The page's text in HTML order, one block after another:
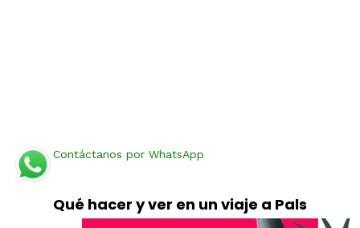
Contáctanos por WhatsApp
Qué hacer y ver en un viaje a Pals